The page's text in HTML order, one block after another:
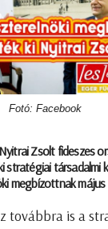
Fotó: Facebook
Zsolt fideszes
stratégiai társadalmi
megbízottnakmájus
továbbra is a